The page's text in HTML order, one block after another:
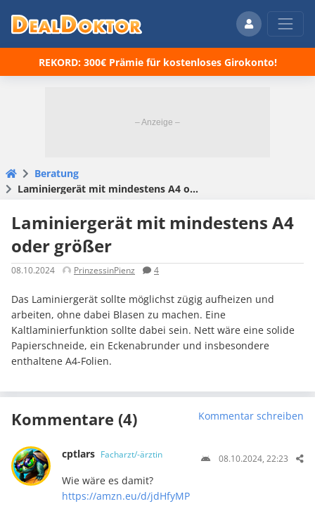
REKORD: 300€ Prämie für kostenloses Girokonto!
Beratung
Laminiergerät mit mindestens A4 oder größer
Laminiergerät mit mindestens A4
oder größer
08.10.2024 PrinzessinPienz 4
Das Laminiergerät sollte möglichst zügig aufheizen und
arbeiten, ohne dabei Blasen zu machen. Eine
Kaltlaminierfunktion sollte dabei sein. Nett wäre eine solide
Papierschneide, ein Eckenabrunder und insbesondere
enthaltene A4-Folien.
Kommentare (4) Kommentar schreiben
cptlars Facharzt/-ärztin 08.10.2024, 22:23
Wie wäre es damit?
https://amzn.eu/d/jdHfyMP